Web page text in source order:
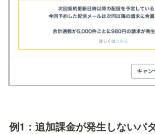
例1：追加課金が発生しないパ